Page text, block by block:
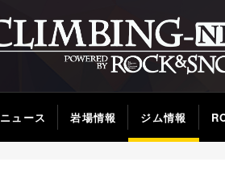
ニュース 岩場情報 ジム情報